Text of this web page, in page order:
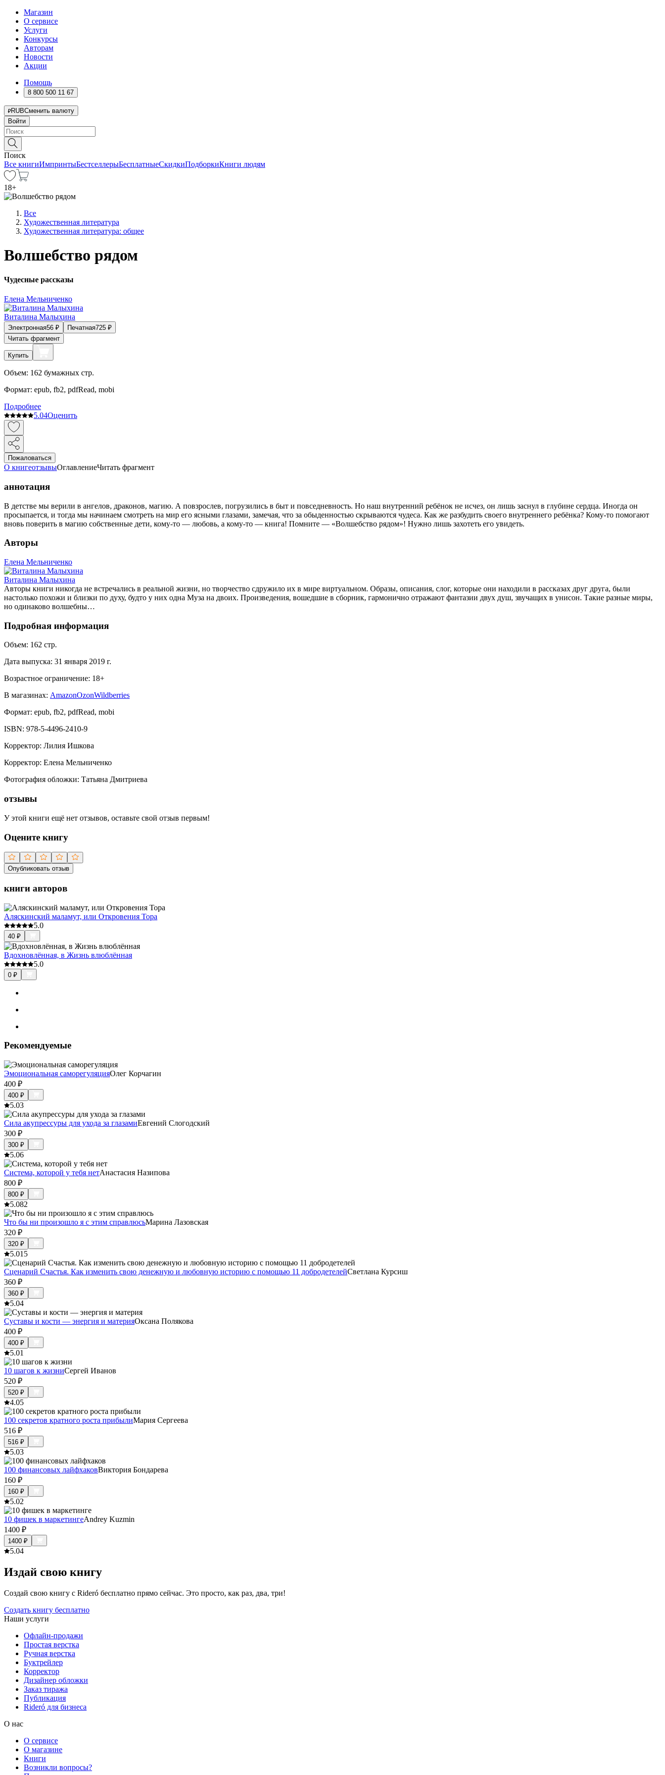
Магазин
О сервисе
Услуги
Конкурсы
Авторам
Новости
Акции
Помощь
8 800 500 11 67
RUBСменить валюту
Войти
Поиск
Все книгиИмпринтыБестселлерыБесплатныеСкидкиПодборкиКниги людям
18+
Все
Художественная литература
Художественная литература: общее
Волшебство рядом
Чудесные рассказы
Елена Мельниченко
Виталина Малыхина
Электронная56 ₽ Печатная725 ₽
Читать фрагмент
Купить
Объем: 162 бумажных стр.
Формат: epub, fb2, pdfRead, mobi
Подробнее
5.04Оценить
Пожаловаться
О книгеотзывыОглавлениеЧитать фрагмент
аннотация
В детстве мы верили в ангелов, драконов, магию. А повзрослев, погрузились в быт и повседневность. Но наш внутренний ребёнок не исчез, он лишь заснул в глубине сердца. Иногда он
просыпается, и тогда мы начинаем смотреть на мир его ясными глазами, замечая, что за обыденностью скрываются чудеса. Как же разбудить своего внутреннего ребёнка? Кому-то помогают
вновь поверить в магию собственные дети, кому-то — любовь, а кому-то — книга! Помните — «Волшебство рядом»! Нужно лишь захотеть его увидеть.
Авторы
Елена Мельниченко
Виталина Малыхина
Авторы книги никогда не встречались в реальной жизни, но творчество сдружило их в мире виртуальном. Образы, описания, слог, которые они находили в рассказах друг друга, были
настолько похожи и близки по духу, будто у них одна Муза на двоих. Произведения, вошедшие в сборник, гармонично отражают фантазии двух душ, звучащих в унисон. Такие разные миры,
но одинаково волшебны…
Подробная информация
Объем: 162 стр.
Дата выпуска: 31 января 2019 г.
Возрастное ограничение: 18+
В магазинах: AmazonOzonWildberries
Формат: epub, fb2, pdfRead, mobi
ISBN: 978-5-4496-2410-9
Корректор: Лилия Ишкова
Корректор: Елена Мельниченко
Фотография обложки: Татьяна Дмитриева
отзывы
У этой книги ещё нет отзывов, оставьте свой отзыв первым!
Оцените книгу
Опубликовать отзыв
книги авторов
Аляскинский маламут, или Откровения Тора
5.0
40 ₽
Вдохновлённая, в Жизнь влюблённая
5.0
0 ₽
Рекомендуемые
Эмоциональная саморегуляцияОлег Корчагин
400 ₽
400 ₽
5.03
Сила акупрессуры для ухода за глазамиЕвгений Слогодский
300 ₽
300 ₽
5.06
Система, которой у тебя нетАнастасия Назипова
800 ₽
800 ₽
5.082
Что бы ни произошло я с этим справлюсьМарина Лазовская
320 ₽
320 ₽
5.015
Сценарий Счастья. Как изменить свою денежную и любовную историю с помощью 11 добродетелейСветлана Курсиш
360 ₽
360 ₽
5.04
Суставы и кости — энергия и материяОксана Полякова
400 ₽
400 ₽
5.01
10 шагов к жизниСергей Иванов
520 ₽
520 ₽
4.05
100 секретов кратного роста прибылиМария Сергеева
516 ₽
516 ₽
5.03
100 финансовых лайфхаковВиктория Бондарева
160 ₽
160 ₽
5.02
10 фишек в маркетингеAndrey Kuzmin
1400 ₽
1400 ₽
5.04
Издай свою книгу
Создай свою книгу с Rideró бесплатно прямо сейчас. Это просто, как раз, два, три!
Создать книгу бесплатно
Наши услуги
Офлайн-продажи
Простая верстка
Ручная верстка
Буктрейлер
Корректор
Дизайнер обложки
Заказ тиража
Публикация
Rideró для бизнеса
О нас
О сервисе
О магазине
Книги
Возникли вопросы?